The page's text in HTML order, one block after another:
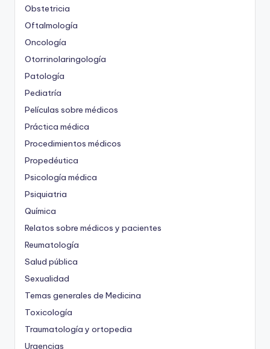
Obstetricia
Oftalmología
Oncología
Otorrinolaringología
Patología
Pediatría
Películas sobre médicos
Práctica médica
Procedimientos médicos
Propedéutica
Psicología médica
Psiquiatria
Química
Relatos sobre médicos y pacientes
Reumatología
Salud pública
Sexualidad
Temas generales de Medicina
Toxicología
Traumatología y ortopedia
Urgencias